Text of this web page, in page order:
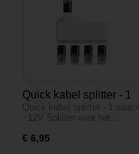
Quick kabel splitter - 1
naar 4 - 12V
Quick kabel splitter - 1 naar 4
- 12V Splitter voor het…
€ 6,95